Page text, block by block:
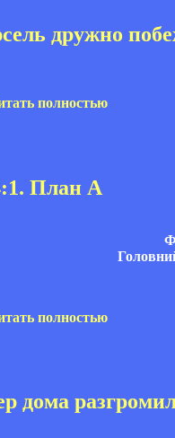
дружно
полностью
План А
полностью
дома